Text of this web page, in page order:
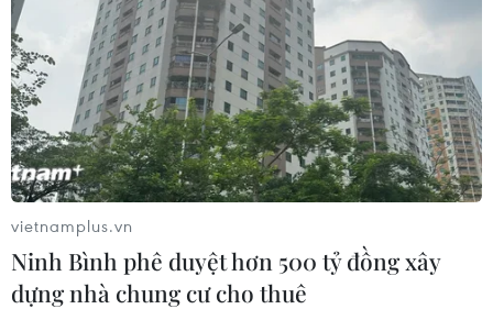
#An ninh xã hội
#Chính trị
#VietnamPlus
#Vietnam
#Plus Bắc Kạn
Hà Giang
TP. Hà Nội
Tp. Hồ Chí Minh
Tuyên Quang
Thái Nguyên
Theo dõi VietnamPlus
vietnamplus.vn
Ninh Bình phê duyệt hơn 500 tỷ đồng xây
dựng nhà chung cư cho thuê